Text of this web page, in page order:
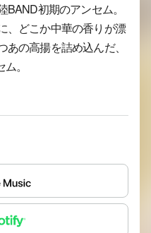
初期のアンセム。
、どこか中華の香りが漂
の高揚を詰め込んだ、
。